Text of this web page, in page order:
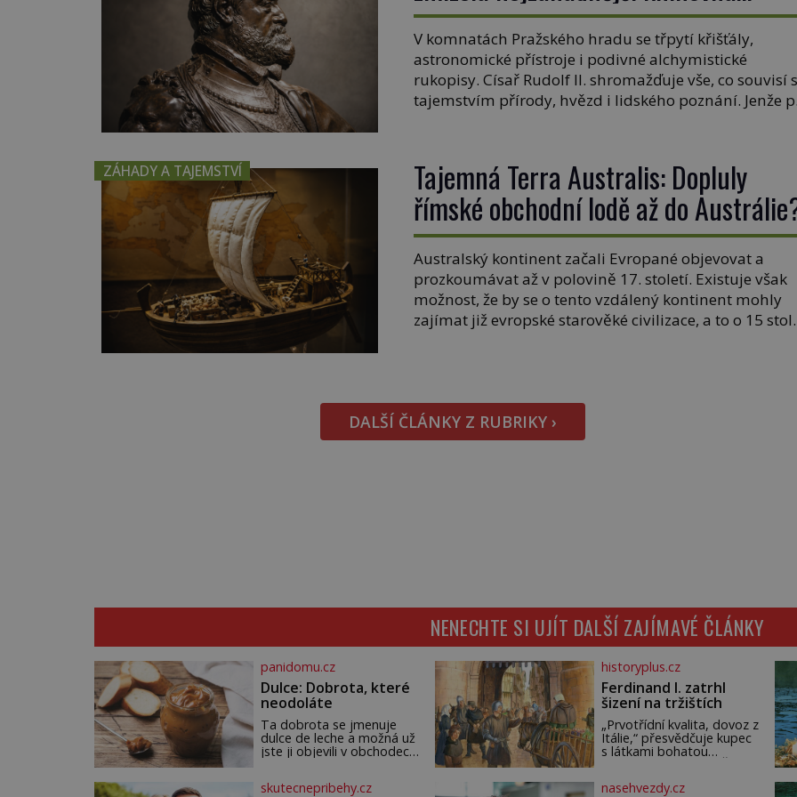
Evropy?
V komnatách Pražského hradu se třpytí křišťály,
astronomické přístroje i podivné alchymistické
rukopisy. Císař Rudolf II. shromažďuje vše, co souvisí s
tajemstvím přírody, hvězd i lidského poznání. Jenže
existují ještě někde zapomenuté rukopisy, které nikdo
[…]
ZÁHADY A TAJEMSTVÍ Tajemná Terra Australis: Dopluly
římské obchodní lodě až do
Australský kontinent začali Evropané objevovat a
prozkoumávat až v polovině 17. století. Existuje však
možnost, že by se o tento vzdálený kontinent mohly
zajímat již evropské starověké civilizace, a to o 15
DALŠÍ ČLÁNKY Z RUBRIKY ›
NENECHTE SI UJÍT DALŠÍ ZAJÍMAVÉ ČLÁNKY
panidomu.cz
Dulce: Dobrota, které
neodoláte
Ta dobrota se jmenuje
dulce de leche a možná už
jste ji objevili v obchodech.
ještě lepší. Název je
historyplus.cz
Ferdinand I. zatrhl
šizení na tržištích
„Prvotřídní kvalita, dovoz z
Itálie,“ přesvědčuje kupec
s látkami bohatou
mušelínu. „Vezmu si pět
skutecnepribehy.cz nasehvezdy.cz